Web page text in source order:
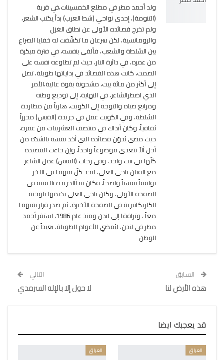
ولد أحمد مطر في مطلع الخمسينات،في قرية
(التنومة)، إحدى نواحي (شط العرب) بدأ يكتب الشعر،
ولم تخرج قصائده الأولى عن نطاق الغزل
والرومانسية، لكن سرعان ما تكشّفت له خفايا الصراع
بين السُلطة والشعب، فألقى بنفسه، في فترة مبكرة
من عمره، في دائرة النار، حيث لم تطاوعه نفسه على
الصمت، كانت هذه القصائد في بداياتها طويلة، تصل
إلى أكثر من مائة بيت، مشحونة بقوة عالية،الأمر
الذي اضطرالشاعر، في النهاية، إلى توديع وطنه
ومرابع صباه والتوجه إلى الكويت، هارباً من مطاردة
السُلطة. وفي الكويت عمل في جريدة (القبس) محرراً
ثقافياً، وكان آنذاك في منتصف العشرينات من عمره،
حيث مضى يُدوّن قصائده التي أخذ نفسه بالشدّة من
أجل ألاّ تتعدى موضوعاً واحداً، وإن جاءت القصيدة
كلّها في بيت واحد. وفي رحاب (القبس) عمل الشاعر
مع الفنان ناجي العلي، ليجد كلّ منهما في الآخر
توافقاً نفسياً واضحاً، فكان يبدأالجريدة بلافتته في
الصفحة الأولى، وكان ناجي العلي يختمها بلوحته
الكاريكاتيرية في الصفحة الأخيرة. ثم صدر قرار نفيهما
معاً ، وترافقا إلى لندن ومنذ عام 1986، استقر أحمد
مطر في لندن، ليُمضي الأعوام الطويلة، بعيداً عن
الوطن
السابق
هذه الأرض لنا
التالي
لا حول إلا بالإله السرمدي
قد يعجبك ايضا
العراق العراق